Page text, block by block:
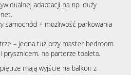
Obiekty
adaptacji na np. duży
samochód + możliwość parkowania
– jedna tuż przy master bedroom
prysznicem. na parterze toaleta.
mają wyjście na balkon z